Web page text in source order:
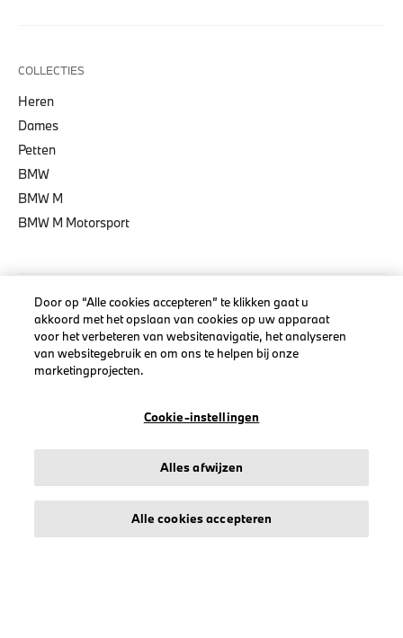
COLLECTIES
Heren
Dames
Petten
BMW
BMW M
BMW M Motorsport
LEGAL
Over stichd
Algemene Voorwaarden
Accessibility Act
© stichd sportmerchandising B.V. Reg. No. 63490757
Door op “Alle cookies accepteren” te klikken gaat u
akkoord met het opslaan van cookies op uw apparaat
voor het verbeteren van websitenavigatie, het analyseren
van websitegebruik en om ons te helpen bij onze
marketingprojecten.
Cookie-instellingen
Alles afwijzen
Alle cookies accepteren